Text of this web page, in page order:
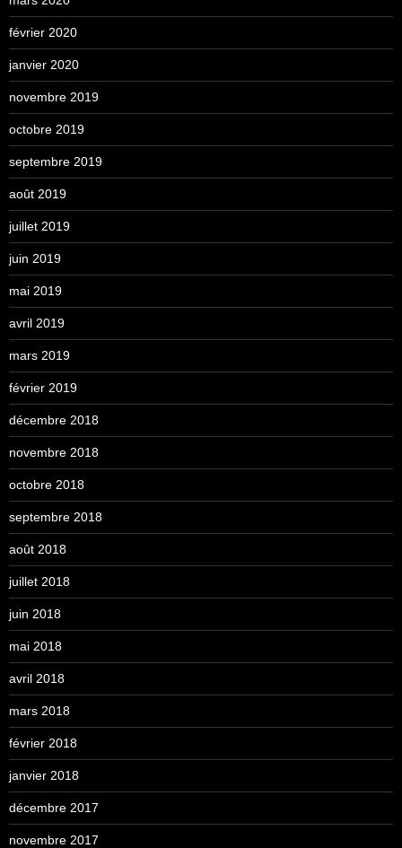
février 2020
janvier 2020
novembre 2019
octobre 2019
septembre 2019
août 2019
juillet 2019
juin 2019
mai 2019
avril 2019
mars 2019
février 2019
décembre 2018
novembre 2018
octobre 2018
septembre 2018
août 2018
juillet 2018
juin 2018
mai 2018
avril 2018
mars 2018
février 2018
janvier 2018
décembre 2017
novembre 2017